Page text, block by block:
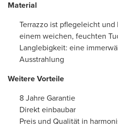
Material
Terrazzo ist pflegeleicht
einem weichen, feuchten
Langlebigkeit: eine
Ausstrahlung
Weitere Vorteile
8 Jahre Garantie
Direkt einbaubar
Preis und Qualität in